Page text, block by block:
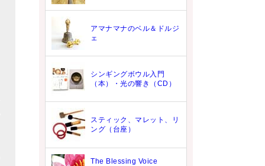
アマナマナのベル＆ドルジ
ェ
シンギングボウル入門
（本）・光の響き（CD）
スティック、マレット、リ
ング（台座）
The Blessing Voice